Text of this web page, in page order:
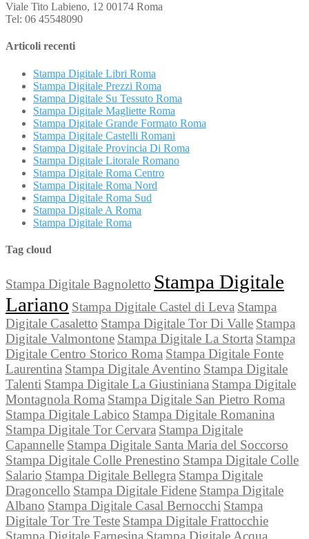
Viale Tito Labieno, 12 00174 Roma
Tel: 06 45548090
Articoli recenti
Stampa Digitale Libri Roma
Stampa Digitale Prezzi Roma
Stampa Digitale Su Tessuto Roma
Stampa Digitale Magliette Roma
Stampa Digitale Grande Formato Roma
Stampa Digitale Castelli Romani
Stampa Digitale Provincia Di Roma
Stampa Digitale Litorale Romano
Stampa Digitale Roma Centro
Stampa Digitale Roma Nord
Stampa Digitale Roma Sud
Stampa Digitale A Roma
Stampa Digitale Roma
Tag cloud
Stampa Digitale Bagnoletto Stampa Digitale
Lariano Stampa Digitale Castel di Leva Stampa
Digitale Casaletto Stampa Digitale Tor Di Valle Stampa
Digitale Valmontone Stampa Digitale La Storta Stampa
Digitale Centro Storico Roma Stampa Digitale Fonte
Laurentina Stampa Digitale Aventino Stampa Digitale
Talenti Stampa Digitale La Giustiniana Stampa Digitale
Montagnola Roma Stampa Digitale San Pietro Roma
Stampa Digitale Labico Stampa Digitale Romanina
Stampa Digitale Tor Cervara Stampa Digitale
Capannelle Stampa Digitale Santa Maria del Soccorso
Stampa Digitale Colle Prenestino Stampa Digitale Colle
Salario Stampa Digitale Bellegra Stampa Digitale
Dragoncello Stampa Digitale Fidene Stampa Digitale
Albano Stampa Digitale Casal Bernocchi Stampa
Digitale Tor Tre Teste Stampa Digitale Frattocchie
Stampa Digitale Farnesina Stampa Digitale Acqua